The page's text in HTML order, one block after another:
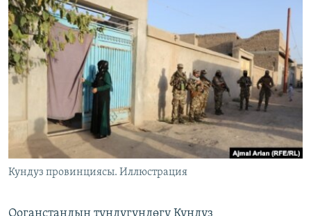
ДАНИСТЕ
ЭЖЕ-СИҢДИЛЕР
АЗАТТЫК+
ЫҢГАЙСЫЗ СУРООЛОР
ОНЛАЙН ШЕРИНЕ
ЭЕ/АРнун бардык сайттары
Кундуз провинциясы. Иллюстрация